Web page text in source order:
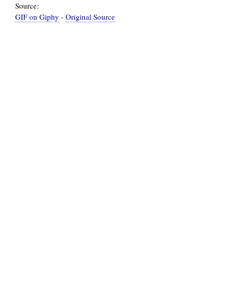
Source:
GIF on Giphy - Original Source